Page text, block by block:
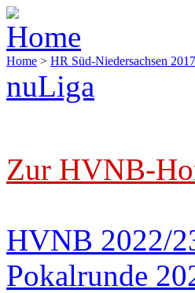
Home > HR Süd-Niedersachsen
nuLiga
Zur HVNB-
HVNB 2022/
Pokalrunde